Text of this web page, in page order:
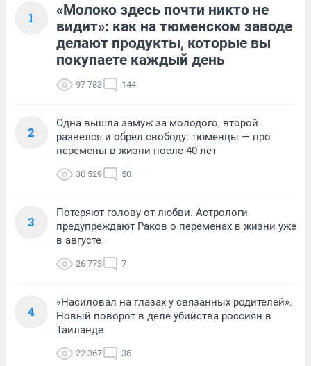
1
«Молоко здесь почти никто не
видит»: как на тюменском заводе
делают продукты, которые вы
покупаете каждый день
97 783 144
2
Одна вышла замуж за молодого, второй
развелся и обрел свободу: тюменцы — про
перемены в жизни после 40 лет
30 529 50
3
Потеряют голову от любви. Астрологи
предупреждают Раков о переменах в жизни уже
в августе
26 773 7
4
«Насиловал на глазах у связанных родителей».
Новый поворот в деле убийства россиян в
Таиланде
22 367 36